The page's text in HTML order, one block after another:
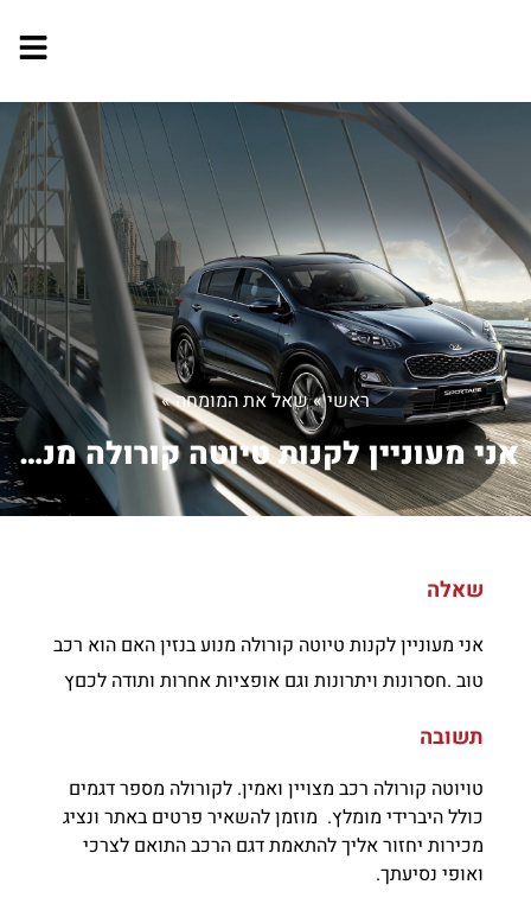
ראשי»שאל את המומחה»
אני מעוניין לקנות טיוטה קורולה מנוע ...
שאלה
אני מעוניין לקנות טיוטה קורולה מנוע בנזין האם הוא רכב
טוב .חסרונות ויתרונות וגם אופציות אחרות ותודה לכםץ
תשובה
טויוטה קורולה רכב מצויין ואמין. לקורולה מספר דגמים
כולל היברידי מומלץ. מוזמן להשאיר פרטים באתר ונציג
מכירות יחזור אליך להתאמת דגם הרכב התואם לצרכי
ואופי נסיעתך.